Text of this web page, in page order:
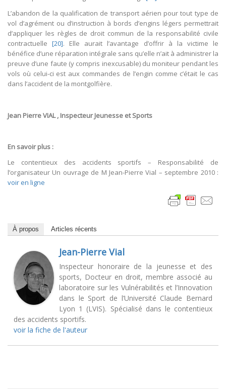
L’abandon de la qualification de transport aérien pour tout type de
vol d’agrément ou d’instruction à bords d’engins légers permettrait
d’appliquer les règles de droit commun de la responsabilité civile
contractuelle[20]. Elle aurait l’avantage d’offrir à la victime le
bénéfice d’une réparation intégrale sans qu’elle n’ait à administrer la
preuve d’une faute (y compris inexcusable) du moniteur pendant les
vols où celui-ci est aux commandes de l’engin comme c’était le cas
dans l’accident de la montgolfière.
Jean Pierre VIAL , Inspecteur Jeunesse et Sports
En savoir plus :
Le contentieux des accidents sportifs – Responsabilité de
l’organisateur Un ouvrage de M Jean-Pierre Vial – septembre 2010 :
voir en ligne
À propos Articles récents
Jean-Pierre Vial
Inspecteur honoraire de la jeunesse et des
sports, Docteur en droit, membre associé au
laboratoire sur les Vulnérabilités et l’Innovation
dans le Sport de l’Université Claude Bernard
Lyon 1 (LVIS). Spécialisé dans le contentieux
des accidents sportifs.
voir la fiche de l'auteur